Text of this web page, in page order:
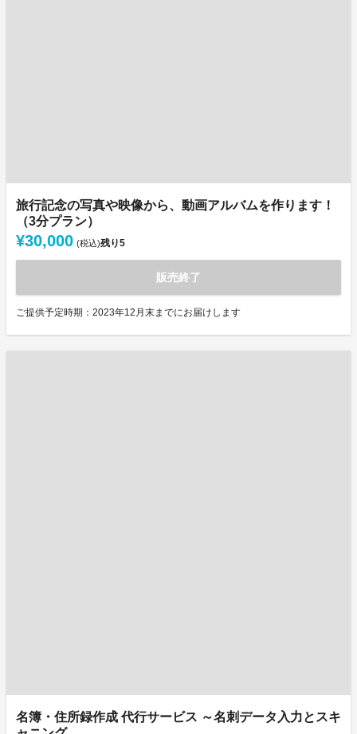
旅行記念の写真や映像から、動画アルバムを作ります！
（3分プラン）
¥30,000 (税込)残り5
販売終了
ご提供予定時期：2023年12月末までにお届けします
名簿・住所録作成 代行サービス ～名刺データ入力とスキ